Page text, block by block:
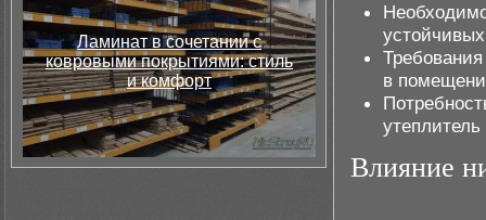
Ламинат в сочетании с
ковровыми покрытиями: стиль
и комфорт
в
Влияние